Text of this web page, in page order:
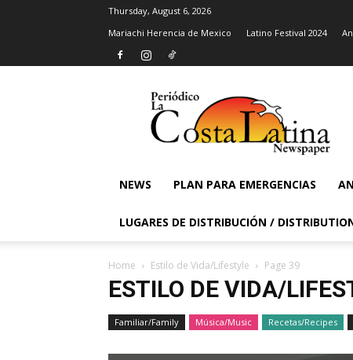
Thursday, August 6, 2026
Mariachi Herencia de Mexico
Latino Festival 2024
La
Costa
Latina
Newspaper
NEWS PLAN PARA EMERGENCIAS
LUGARES DE DISTRIBUCIÓN /
Home Estilo de Vida/Lifestyle Page 39
ESTILO DE VIDA/
Familiar/Family Música/Music Recetas/Recipes